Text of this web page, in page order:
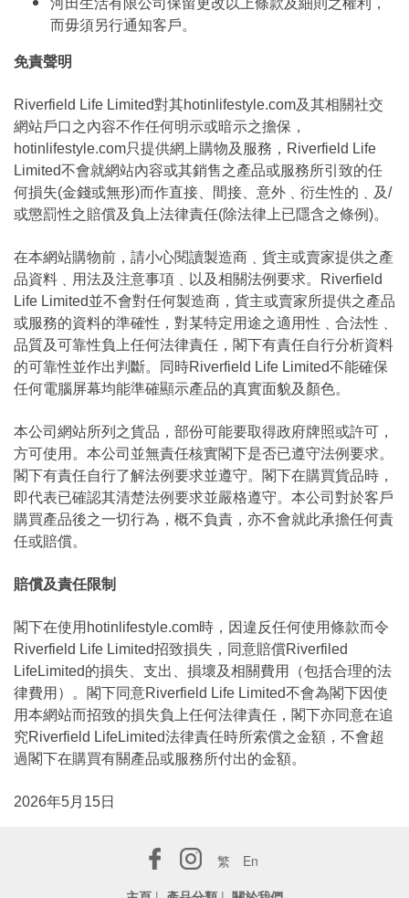
河田生活有限公司保留更改以上條款及細則之權利，
而毋須另行通知客戶。
免責聲明
Riverfield Life Limited對其hotinlifestyle.com及其相關社交
網站戶口之內容不作任何明示或暗示之擔保，
hotinlifestyle.com只提供網上購物及服務，Riverfield Life
Limited不會就網站內容或其銷售之產品或服務所引致的任
何損失(金錢或無形)而作直接、間接、意外﹑衍生性的﹑及/
或懲罰性之賠償及負上法律責任(除法律上已隱含之條例)。
在本網站購物前，請小心閱讀製造商﹑貨主或賣家提供之產
品資料﹑用法及注意事項﹑以及相關法例要求。Riverfield
Life Limited並不會對任何製造商，貨主或賣家所提供之產品
或服務的資料的準確性，對某特定用途之適用性﹑合法性﹑
品質及可靠性負上任何法律責任，閣下有責任自行分析資料
的可靠性並作出判斷。同時Riverfield Life Limited不能確保
任何電腦屏幕均能準確顯示產品的真實面貌及顏色。
本公司網站所列之貨品，部份可能要取得政府牌照或許可，
方可使用。本公司並無責任核實閣下是否已遵守法例要求。
閣下有責任自行了解法例要求並遵守。閣下在購買貨品時，
即代表已確認其清楚法例要求並嚴格遵守。本公司對於客戶
購買產品後之一切行為，概不負責，亦不會就此承擔任何責
任或賠償。
賠償及責任限制
閣下在使用hotinlifestyle.com時，因違反任何使用條款而令
Riverfield Life Limited招致損失，同意賠償Riverfiled
LifeLimited的損失、支出、損壞及相關費用（包括合理的法
律費用）。閣下同意Riverfield Life Limited不會為閣下因使
用本網站而招致的損失負上任何法律責任，閣下亦同意在追
究Riverfield LifeLimited法律責任時所索償之金額，不會超
過閣下在購買有關產品或服務所付出的金額。
2026年5月15日
繁
En